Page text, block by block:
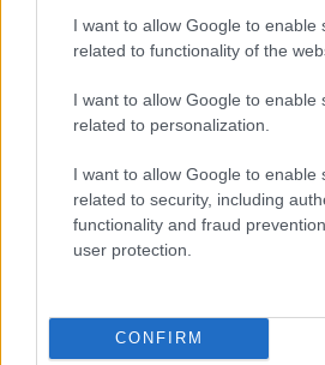
I want to allow Google to enable
related to functionality of the
I want to allow Google to enable
related to personalization.
I want to allow Google to enable
related to security, including
functionality and fraud
user protection.
CONFIRM
Scrittura AI: i segnali rivelatori e